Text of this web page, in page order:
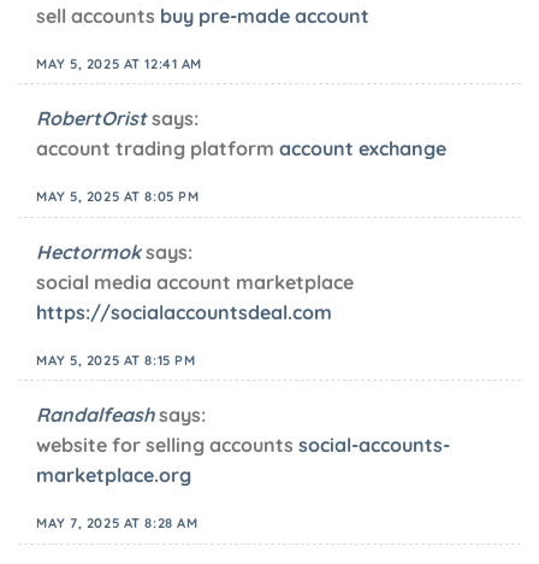
sell accounts buy pre-made account
MAY 5, 2025 AT 12:41 AM
RobertOrist says:
account trading platform account exchange
MAY 5, 2025 AT 8:05 PM
Hectormok says:
social media account marketplace
https://socialaccountsdeal.com
MAY 5, 2025 AT 8:15 PM
Randalfeash says:
website for selling accounts social-accounts-
marketplace.org
MAY 7, 2025 AT 8:28 AM